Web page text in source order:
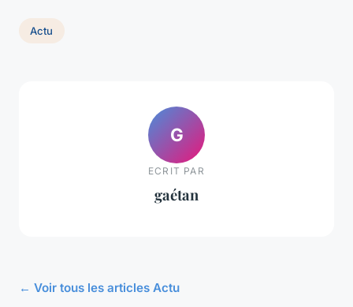
Actu
G
ECRIT PAR
gaétan
← Voir tous les articles Actu